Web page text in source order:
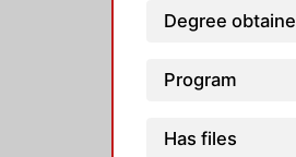
Degree
Program
Has files